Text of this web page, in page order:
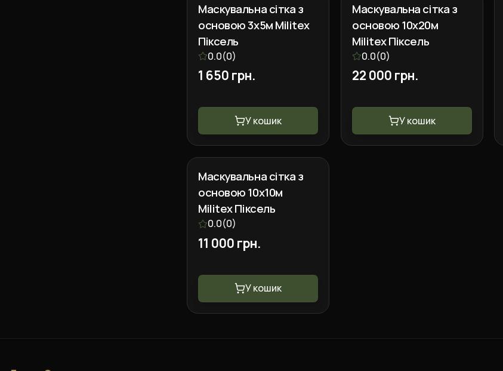
Маскувальна сітка з
основою 3х5м Militex
Піксель
0.0(0)
1 650 грн.
У кошик
Маскувальна сітка з
основою 10х20м
Militex Піксель
0.0(0)
22 000 грн.
У кошик
Маскувальна сітка з
основою 10х10м
Militex Піксель
0.0(0)
11 000 грн.
У кошик